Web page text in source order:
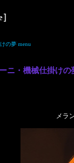
の夢 menu
ニ・機械仕掛けの
メラ